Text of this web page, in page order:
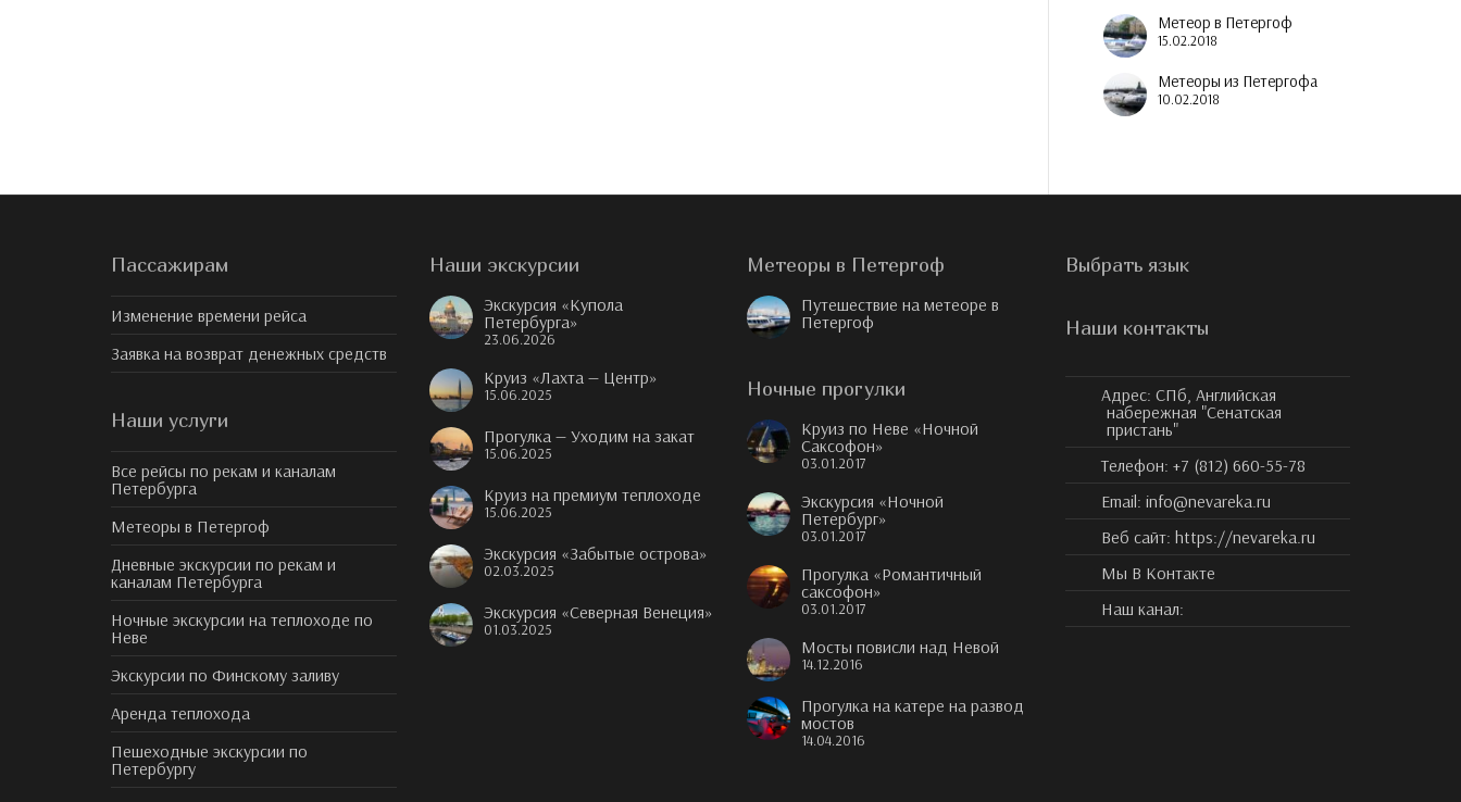
Метеор в Петергоф
15.02.2018
Метеоры из Петергофа
10.02.2018
Пассажирам
Изменение времени рейса
Заявка на возврат денежных средств
Наши услуги
Все рейсы по рекам и каналам
Петербурга
Метеоры в Петергоф
Дневные экскурсии по рекам и
каналам Петербурга
Ночные экскурсии на теплоходе по
Неве
Экскурсии по Финскому заливу
Аренда теплохода
Пешеходные экскурсии по
Петербургу
Наши экскурсии
Экскурсия «Купола
Петербурга»
23.06.2026
Круиз «Лахта — Центр»
15.06.2025
Прогулка — Уходим на закат
15.06.2025
Круиз на премиум теплоходе
15.06.2025
Экскурсия «Забытые острова»
02.03.2025
Экскурсия «Северная Венеция»
01.03.2025
Метеоры в Петергоф
Путешествие на метеоре в
Петергоф
Ночные прогулки
Круиз по Неве «Ночной
Саксофон»
03.01.2017
Экскурсия «Ночной
Петербург»
03.01.2017
Прогулка «Романтичный
саксофон»
03.01.2017
Мосты повисли над Невой
14.12.2016
Прогулка на катере на развод
мостов
14.04.2016
Выбрать язык
Наши контакты
Адрес:СПб, Английская
набережная "Сенатская
пристань"
Телефон:+7 (812) 660-55-78
Email:info@nevareka.ru
Веб сайт:https://nevareka.ru
Мы В Контакте
Наш канал: